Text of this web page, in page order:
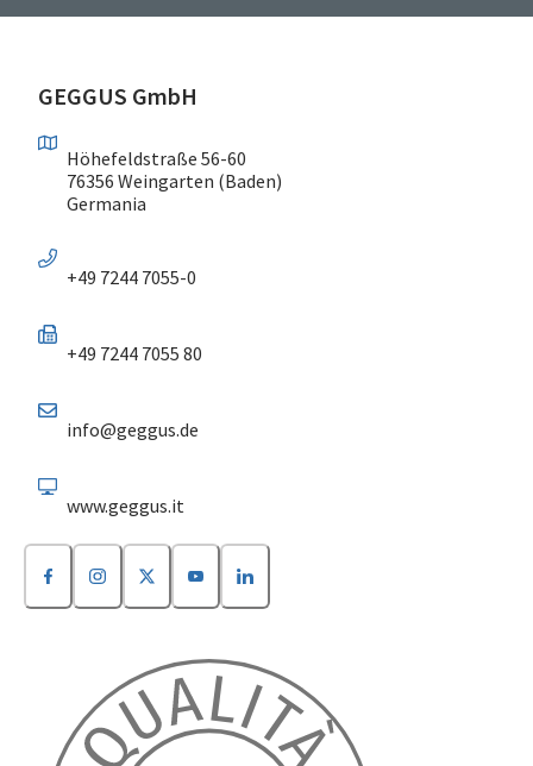
GEGGUS GmbH
Höhefeldstraße 56-60
76356 Weingarten (Baden)
Germania
+49 7244 7055-0
+49 7244 7055 80
info@geggus.de
www.geggus.it